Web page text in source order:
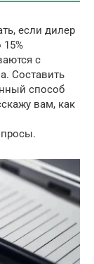
если дилер
с
Составить
способ
вам, как